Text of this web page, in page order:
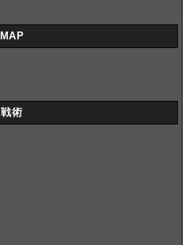
MAP
戦術